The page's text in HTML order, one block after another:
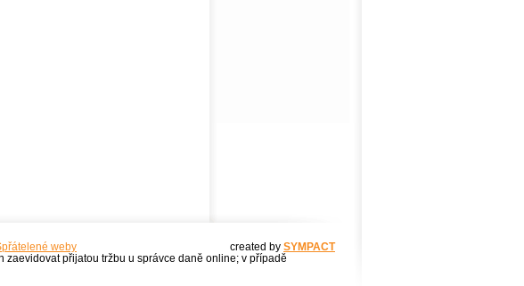
created by SYMPACT
přijatou tržbu u správce daně online; v případě
weby